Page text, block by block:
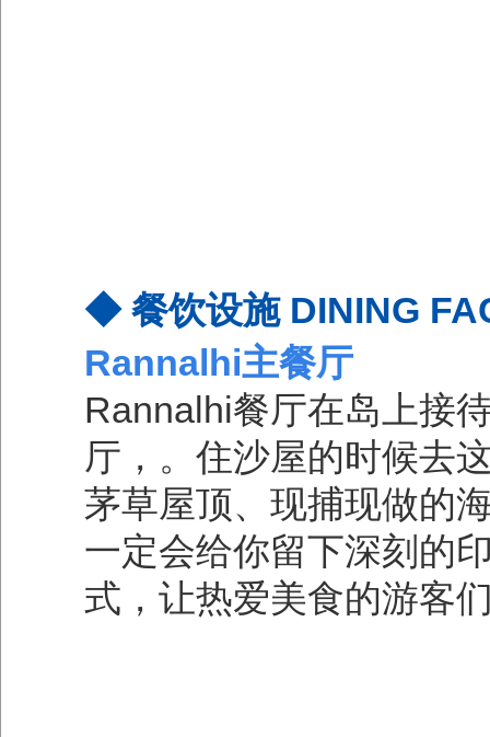
◆ 餐饮设施 DINING
Rannalhi主餐厅
Rannalhi餐厅在岛上接
厅，。住沙屋的时候去
茅草屋顶、现捕现做的
一定会给你留下深刻的
式，让热爱美食的游客